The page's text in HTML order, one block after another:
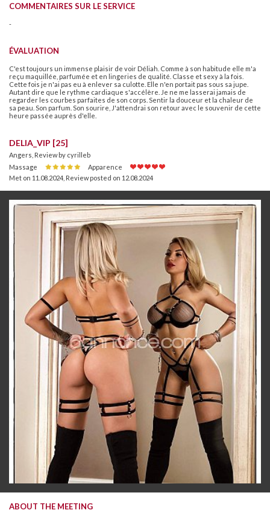
COMMENTAIRES SUR LE SERVICE
-
ÉVALUATION
C'est toujours un immense plaisir de voir Déliah. Comme à son habitude elle m'a
reçu maquillée, parfumée et en lingeries de qualité. Classe et sexy à la fois.
Cette fois je n'ai pas eu à enlever sa culotte. Elle n'en portait pas sous sa jupe.
Autant dire que le rythme cardiaque s'accélère. Je ne me lasserai jamais de
regarder les courbes parfaites de son corps. Sentir la douceur et la chaleur de
sa peau. Son parfum. Son sourire, J'attendrai son retour avec le souvenir de cette
heure passée auprès d'elle.
DELIA_VIP [25]
Angers, Review by cyrilleb
Massage
Apparence
Met on 11.08.2024 Review posted on 12.08.2024
ABOUT THE MEETING